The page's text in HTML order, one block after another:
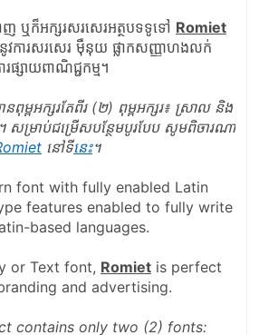
ាញ ឬក៏អក្សរសរសេរអត្ថបទទូទៅ Romiet
ះនូវការសរសេរ ម៉ឺនុយ ផ្លាកសញ្ញាហងលក់
សាយពាណិជ្ជកម្ម។
ម្ពអក្សរតែពីរ (២) ពុម្ពអក្សរ៖ ស្រាល​ និង
សម្រាប់ជម្រើសបន្ថែមបូរបែប សូមពិចារណា
នៅទីនេះ។
font with fully enabled Latin
features enabled to fully write
based languages.
or Text font, Romiet is perfect
and advertising.
contains only two (2) fonts: